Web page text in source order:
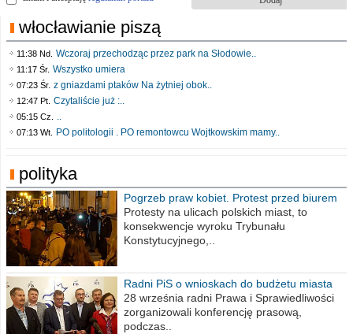
włocławianie piszą
11:38 Nd. Wczoraj przechodząc przez park na Słodowie..
11:17 Śr. Wszystko umiera
07:23 Śr. z gniazdami ptaków Na żytniej obok..
12:47 Pt. Czytaliście już :..
05:15 Cz. ..
07:13 Wt. PO politologii . PO remontowcu Wojtkowskim mamy..
polityka
Pogrzeb praw kobiet. Protest przed biurem
poselskim PiS
Protesty na ulicach polskich miast, to
konsekwencje wyroku Trybunału
Konstytucyjnego,..
Radni PiS o wnioskach do budżetu miasta
na 2021 rok
28 września radni Prawa i Sprawiedliwości
zorganizowali konferencję prasową,
podczas..